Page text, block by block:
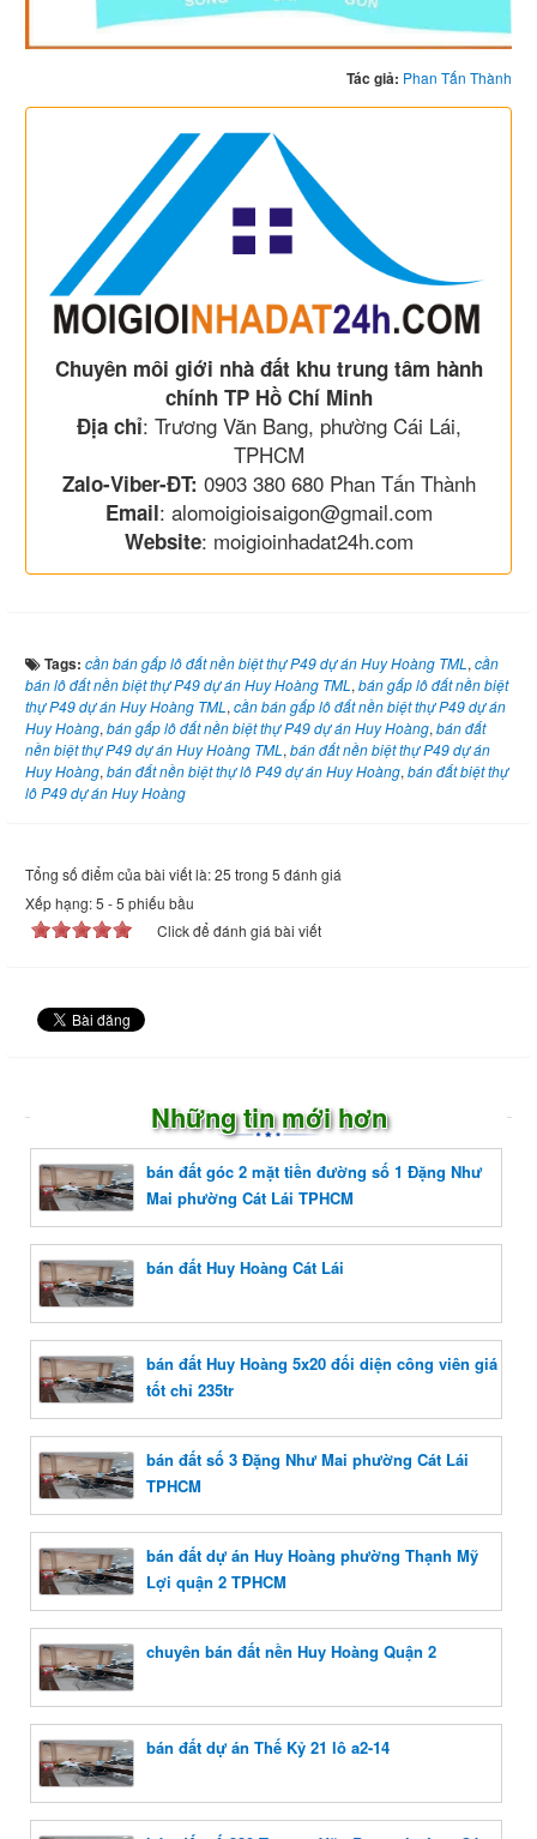
Tác giả: Phan Tấn Thành
Chuyên môi giới nhà đất khu trung tâm hành
chính TP Hồ Chí Minh
Địa chỉ: Trương Văn Bang, phường Cái Lái,
TPHCM
Zalo-Viber-ĐT: 0903 380 680 Phan Tấn Thành
Email: alomoigioisaigon@gmail.com
Website: moigioinhadat24h.com
Tags: cần bán gấp lô đất nền biệt thự P49 dự án Huy Hoàng TML , cần
bán lô đất nền biệt thự P49 dự án Huy Hoàng TML , bán gấp lô đất nền biệt
thự P49 dự án Huy Hoàng TML , cần bán gấp lô đất nền biệt thự P49 dự án
Huy Hoàng, bán gấp lô đất nền biệt thự P49 dự án Huy Hoàng, bán đất
nền biệt thự P49 dự án Huy Hoàng TML , bán đất nền biệt thự P49 dự án
Huy Hoàng, bán đất nền biệt thự lô P49 dự án Huy Hoàng, bán đất biệt thự
lô P49 dự án Huy Hoàng
Tổng số điểm của bài viết là: 25 trong 5 đánh giá
Xếp hạng:5 -5 phiếu bầu
Click để đánh giá bài viết
Những tin mới hơn
bán đất góc 2 mặt tiền đường số 1 Đặng Như
Mai phường Cát Lái TPHCM
bán đất Huy Hoàng Cát Lái
bán đất Huy Hoàng 5x20 đối diện công viên giá
tốt chỉ 235tr
bán đất số 3 Đặng Như Mai phường Cát Lái
TPHCM
bán đất dự án Huy Hoàng phường Thạnh Mỹ
Lợi quận 2 TPHCM
chuyên bán đất nền Huy Hoàng Quận 2
bán đất dự án Thế Kỷ 21 lô a2-14